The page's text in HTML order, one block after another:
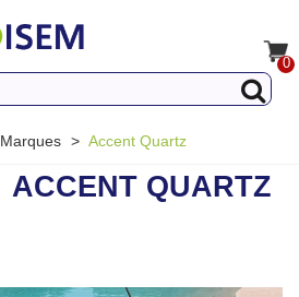
0
Marques > Accent Quartz
ACCENT QUARTZ